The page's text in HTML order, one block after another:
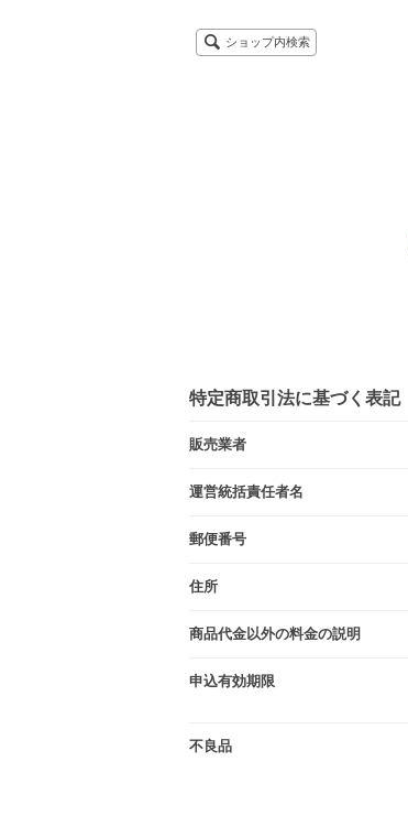
ショップ内検索
特定商取引法に基づく表記
販売業者
運営統括責任者名
郵便番号
住所
商品代金以外の料金の説明
申込有効期限
不良品